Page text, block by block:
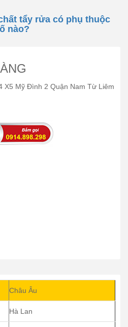
tẩy rửa có phụ thuộc
nào?
X5 Mỹ Đình 2 Quận Nam Từ Liêm
Châu Âu
Hà Lan